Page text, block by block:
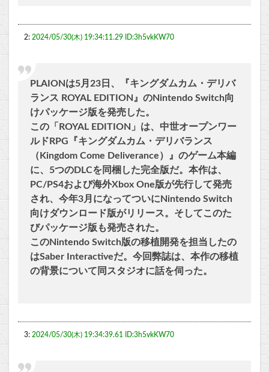
2: 2024/05/30(木) 19:34:11.29 ID:3h5vkKW70
PLAIONは5月23日、『キングダムカム・デリバ
ランス ROYAL EDITION』のNintendo Switch向
けパッケージ版を発売した。
この「ROYAL EDITION」は、中世オープンワー
ルドRPG『キングダムカム・デリバランス
（Kingdom Come Deliverance）』のゲーム本編
に、5つのDLCを同梱した完全版だ。本作は、
PC/PS4および海外Xbox One版が先行して発売
され、今年3月になってついにNintendo Switch
向けダウンロード版がリリース。そしてこのた
びパッケージ版も発売された。
このNintendo Switch版の移植開発を担当したの
はSaber Interactiveだ。今回弊誌は、本作の移植
の背景について同スタジオに話を伺った。
3: 2024/05/30(木) 19:34:39.61 ID:3h5vkKW70